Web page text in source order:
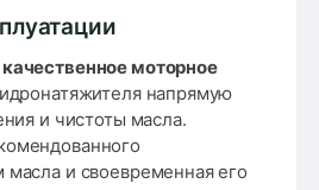
моторное
напрямую
и чистоты масла.
масла и своевременная его